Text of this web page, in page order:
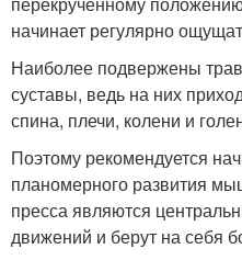
начинает регулярно
Наиболее подвержены
суставы, ведь на них
спина, плечи, колени и
Поэтому рекомендуется
планомерного развития
пресса являются
движений и берут на себя